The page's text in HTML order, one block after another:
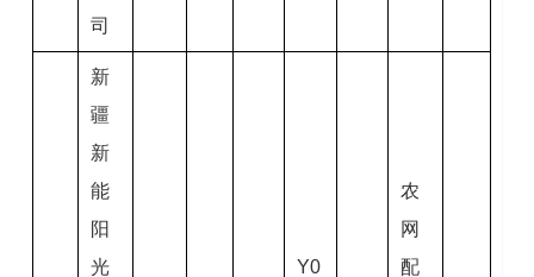
司
新
疆
新
能
阳
光
Y0
农
网
配